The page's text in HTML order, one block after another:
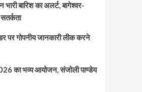
बारिश का अलर्ट, बागेश्वर-
पर गोपनीय जानकारी लीक करने
का भव्य आयोजन, संजोली पाण्डेय